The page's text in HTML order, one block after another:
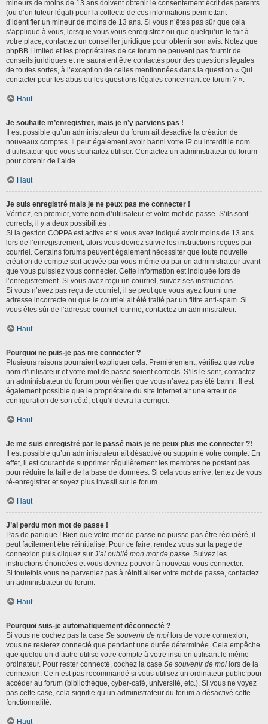
mineurs de moins de 13 ans doivent obtenir le consentement écrit des parents
(ou d’un tuteur légal) pour la collecte de ces informations permettant
d’identifier un mineur de moins de 13 ans. Si vous n’êtes pas sûr que cela
s’applique à vous, lorsque vous vous enregistrez ou que quelqu’un le fait à
votre place, contactez un conseiller juridique pour obtenir son avis. Notez que
phpBB Limited et les propriétaires de ce forum ne peuvent pas fournir de
conseils juridiques et ne sauraient être contactés pour des questions légales
de toutes sortes, à l’exception de celles mentionnées dans la question « Qui
contacter pour les abus ou les questions légales concernant ce forum ? ».
Haut
Je souhaite m’enregistrer, mais je n’y parviens pas !
Il est possible qu’un administrateur du forum ait désactivé la création de
nouveaux comptes. Il peut également avoir banni votre IP ou interdit le nom
d’utilisateur que vous souhaitez utiliser. Contactez un administrateur du forum
pour obtenir de l’aide.
Haut
Je suis enregistré mais je ne peux pas me connecter !
Vérifiez, en premier, votre nom d’utilisateur et votre mot de passe. S’ils sont
corrects, il y a deux possibilités :
Si la gestion COPPA est active et si vous avez indiqué avoir moins de 13 ans
lors de l’enregistrement, alors vous devrez suivre les instructions reçues par
courriel. Certains forums peuvent également nécessiter que toute nouvelle
création de compte soit activée par vous-même ou par un administrateur avant
que vous puissiez vous connecter. Cette information est indiquée lors de
l’enregistrement. Si vous avez reçu un courriel, suivez ses instructions.
Si vous n’avez pas reçu de courriel, il se peut que vous ayez fourni une
adresse incorrecte ou que le courriel ait été traité par un filtre anti-spam. Si
vous êtes sûr de l’adresse courriel fournie, contactez un administrateur.
Haut
Pourquoi ne puis-je pas me connecter ?
Plusieurs raisons pourraient expliquer cela. Premièrement, vérifiez que votre
nom d’utilisateur et votre mot de passe soient corrects. S’ils le sont, contactez
un administrateur du forum pour vérifier que vous n’avez pas été banni. Il est
également possible que le propriétaire du site Internet ait une erreur de
configuration de son côté, et qu’il devra la corriger.
Haut
Je me suis enregistré par le passé mais je ne peux plus me connecter ?!
Il est possible qu’un administrateur ait désactivé ou supprimé votre compte. En
effet, il est courant de supprimer régulièrement les membres ne postant pas
pour réduire la taille de la base de données. Si cela vous arrive, tentez de vous
ré-enregistrer et soyez plus investi sur le forum.
Haut
J’ai perdu mon mot de passe !
Pas de panique ! Bien que votre mot de passe ne puisse pas être récupéré, il
peut facilement être réinitialisé. Pour ce faire, rendez vous sur la page de
connexion puis cliquez sur J’ai oublié mon mot de passe. Suivez les
instructions énoncées et vous devriez pouvoir à nouveau vous connecter.
Si toutefois vous ne parveniez pas à réinitialiser votre mot de passe, contactez
un administrateur du forum.
Haut
Pourquoi suis-je automatiquement déconnecté ?
Si vous ne cochez pas la case Se souvenir de moi lors de votre connexion,
vous ne resterez connecté que pendant une durée déterminée. Cela empêche
que quelqu’un d’autre utilise votre compte à votre insu en utilisant le même
ordinateur. Pour rester connecté, cochez la case Se souvenir de moi lors de la
connexion. Ce n’est pas recommandé si vous utilisez un ordinateur public pour
accéder au forum (bibliothèque, cyber-café, université, etc.). Si vous ne voyez
pas cette case, cela signifie qu’un administrateur du forum a désactivé cette
fonctionnalité.
Haut